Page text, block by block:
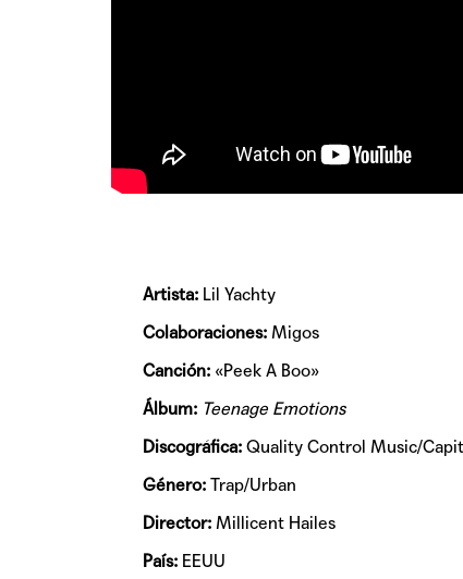
Artista:Lil Yachty
Colaboraciones:Migos
Canción:«Peek A Boo»
Álbum: Teenage Emotions
Discográfica:Quality Control Music/
Género:Trap/Urban
Director:Millicent Hailes
País:EEUU